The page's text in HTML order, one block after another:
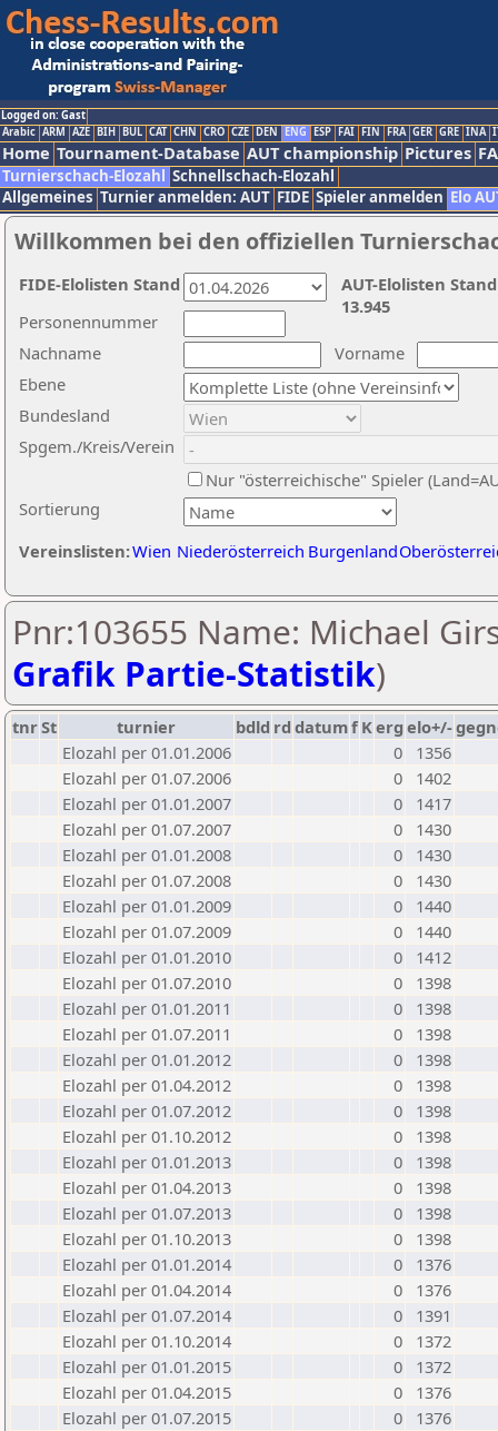
Logged on: Gast
Arabic ARM AZE BIH BUL CAT CHN CRO CZE DEN ENG ESP FAI FIN FRA GER GRE INA
Home Tournament-Database AUT championship Pictures
Turnierschach-Elozahl Schnellschach-Elozahl
Allgemeines Turnier anmelden: AUT FIDE Spieler anmelden Elo
Willkommen bei den offiziellen
Nachname
Vorname
Ebene
Sortierung
Personennummer
Bundesland
Spgem./Kreis/Verein
Nur "österreichische" Spieler
Vereinslisten:Wien Niederösterreich Burgenland
AUT-Elolisten
13.945
FIDE-Elolisten Stand
Pnr:103655 Name: Michael
Grafik Partie-Statistik)
tnrSt turnier bdld rd datumf Kerg elo+/-
Elozahl per 01.01.2006
0
1356
Elozahl per 01.07.2006
0
1402
Elozahl per 01.01.2007
0
1417
Elozahl per 01.07.2007
0
1430
Elozahl per 01.01.2008
0
1430
Elozahl per 01.07.2008
0
1430
Elozahl per 01.01.2009
0
1440
Elozahl per 01.07.2009
0
1440
Elozahl per 01.01.2010
0
1412
Elozahl per 01.07.2010
0
1398
Elozahl per 01.01.2011
0
1398
Elozahl per 01.07.2011
0
1398
Elozahl per 01.01.2012
0
1398
Elozahl per 01.04.2012
0
1398
Elozahl per 01.07.2012
0
1398
Elozahl per 01.10.2012
0
1398
Elozahl per 01.01.2013
0
1398
Elozahl per 01.04.2013
0
1398
Elozahl per 01.07.2013
0
1398
Elozahl per 01.10.2013
0
1398
Elozahl per 01.01.2014
0
1376
Elozahl per 01.04.2014
0
1376
Elozahl per 01.07.2014
0
1391
Elozahl per 01.10.2014
0
1372
Elozahl per 01.01.2015
0
1372
Elozahl per 01.04.2015
0
1376
Elozahl per 01.07.2015
0
1376